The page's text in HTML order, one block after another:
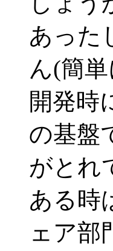
あった
ん(簡
開発時
の基盤
がとれ
ある時
ェア部